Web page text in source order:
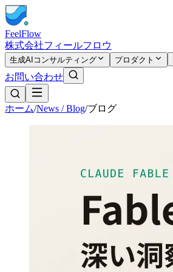
FeelFlow
株式会社フィールフロウ
生成AIコンサルティング プロダクト
お問い合わせ
ホーム/News / Blog/ブログ